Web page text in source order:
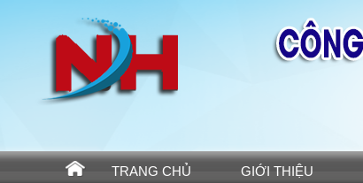
TRANG CHỦ GIỚI THIỆU